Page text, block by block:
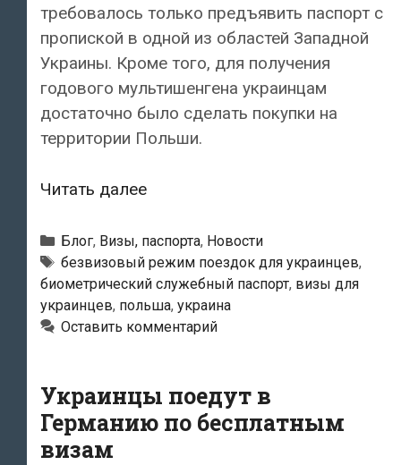
требовалось только предъявить паспорт с
пропиской в одной из областей Западной
Украины. Кроме того, для получения
годового мультишенгена украинцам
достаточно было сделать покупки на
территории Польши.
Читать далееПольша
упрощенные
визы
для
украинцев
Рубрики
Блог, Визы, паспорта, Новости
Метки
безвизовый режим поездок для украинцев,
биометрический служебный паспорт, визы для
украинцев, польша, украина
Оставить комментарий
Украинцы поедут в
Германию по бесплатным
визам